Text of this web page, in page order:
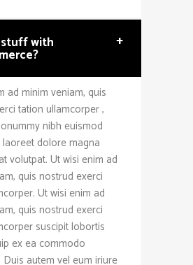
stuff with +
ad minim veniam, quis
tation ullamcorper ,
nibh euismod
dolore magna
volutpat. Ut wisi enim ad
quis nostrud exerci
Ut wisi enim ad
quis nostrud exerci
suscipit lobortis
ex ea commodo
Duis autem vel eum iriure